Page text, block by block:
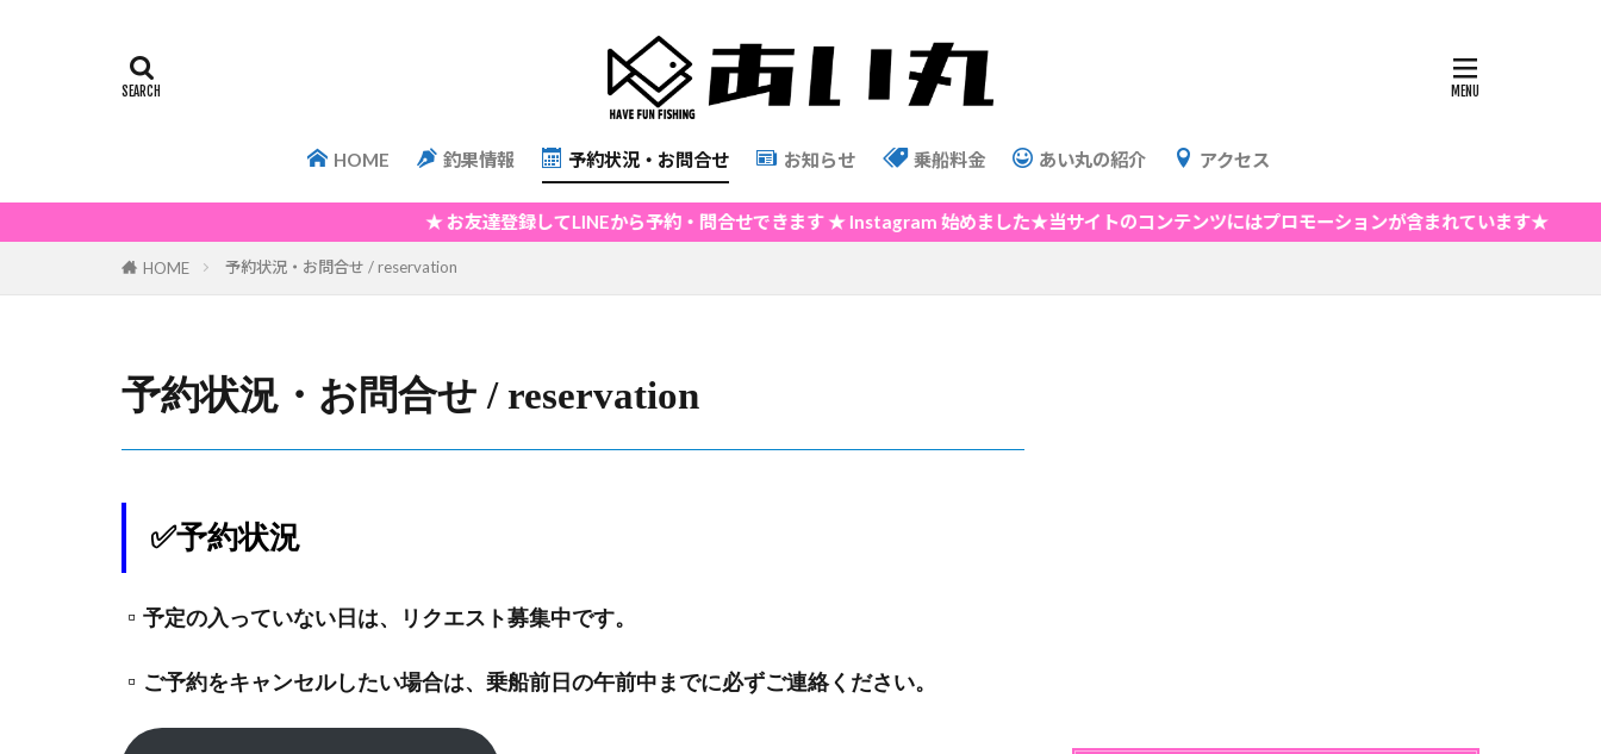
HOME 釣果情報 予約状況・お問合せ お知らせ 乗船料金 あい丸の紹介 アクセス
★ お友達登録してLINEから予約・問合せできます ★ Instagram 始めました★当サイトのコンテンツにはプロモーションが含まれています★
HOME 予約状況・お問合せ / reservation
予約状況・お問合せ / reservation
✅予約状況
▫️ 予定の入っていない日は、リクエスト募集中です。
▫️ ご予約をキャンセルしたい場合は、乗船前日の午前中までに必ずご連絡ください。